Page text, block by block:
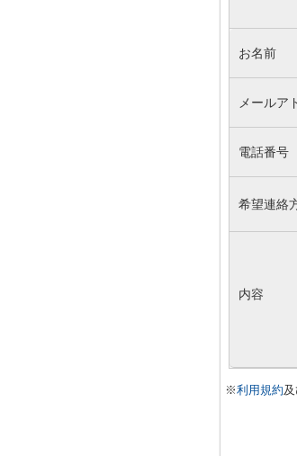
お名前
メールア
電話番号
希望連絡
内容
※利用規約